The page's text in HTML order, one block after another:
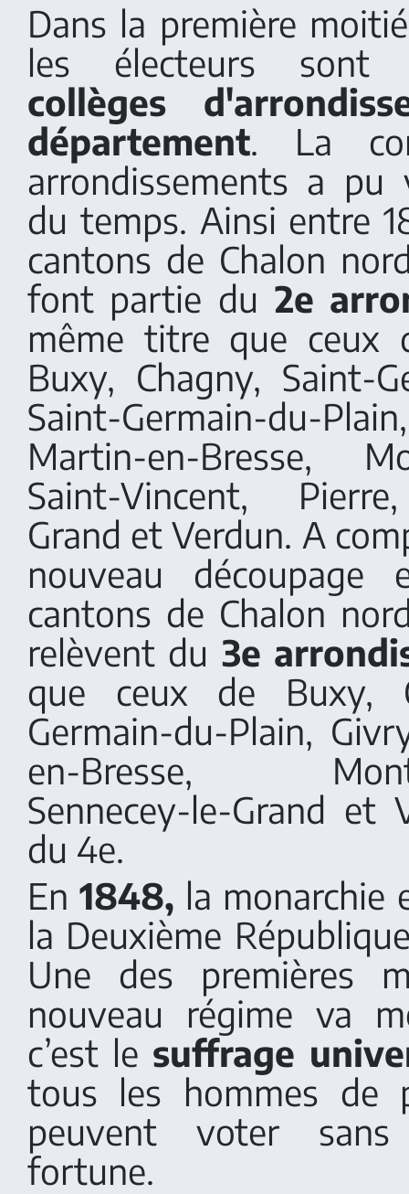
Dans la première
les électeurs sont
collèges
département. La
arrondissements a pu
du temps. Ainsi entre
cantons de Chalon
font partie du 2e
même titre que ceux
Buxy, Chagny, Saint-
Saint-Germain-du-
Martin-en-Bresse,
Saint-Vincent,
Grand et Verdun. A
nouveau découpage
cantons de Chalon
relèvent du 3e
que ceux de Buxy,
Germain-du-Plain,
en-Bresse, Mont-
Sennecey-le-Grand et
du 4e.
En 1848, la monarchie
la Deuxième
Une des premières
nouveau régime va
c’est le suffrage
tous les hommes de
peuvent voter
fortune.